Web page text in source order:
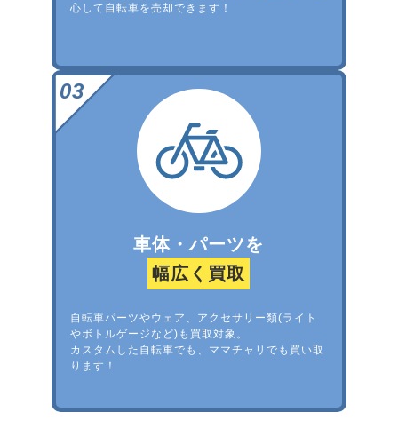
心して自転車を売却できます！
車体・パーツを
幅広く買取
自転車パーツやウェア、アクセサリー類(ライト
やボトルゲージなど)も買取対象。
カスタムした自転車でも、ママチャリでも買い取
ります！